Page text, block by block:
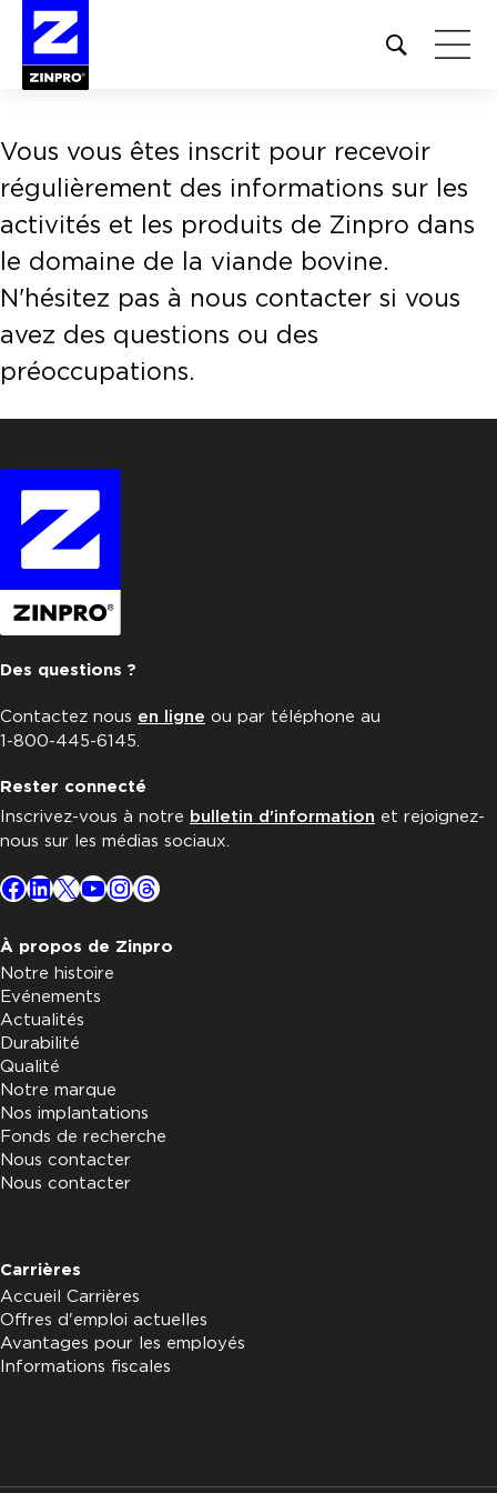
Open
site
Rechercher :
Vous vous êtes inscrit pour recevoir
régulièrement des informations sur les
activités et les produits de Zinpro dans
le domaine de la viande bovine.
N'hésitez pas à nous contacter si vous
avez des questions ou des
préoccupations.
Des questions ?
Contactez nous en ligne ou par téléphone au
1-800-445-6145.
Rester connecté
Inscrivez-vous à notre bulletin d'information et rejoignez-
nous sur les médias sociaux.
Facebook
LinkedIn
X YouTube
Instagram
Threads
À propos de Zinpro
Notre histoire
Evénements
Actualités
Durabilité
Qualité
Notre marque
Nos implantations
Fonds de recherche
Nous contacter
Nous contacter
Carrières
Accueil Carrières
Offres d'emploi actuelles
Avantages pour les employés
Informations fiscales